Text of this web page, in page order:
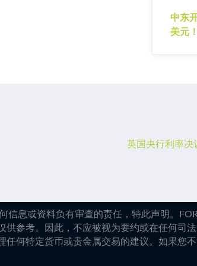
中东
美元！
英国央行利率决
息或资料负有审查的责任，特此声明。
参考。因此，不应被视为要约或在任何司
何特定货币或贵金属交易的建议。如果您